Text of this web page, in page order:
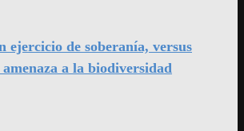
ejercicio de soberanía, versus
a la biodiversidad